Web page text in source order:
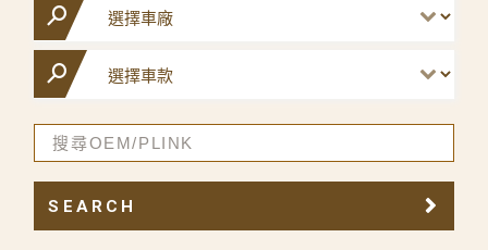
SEARCH